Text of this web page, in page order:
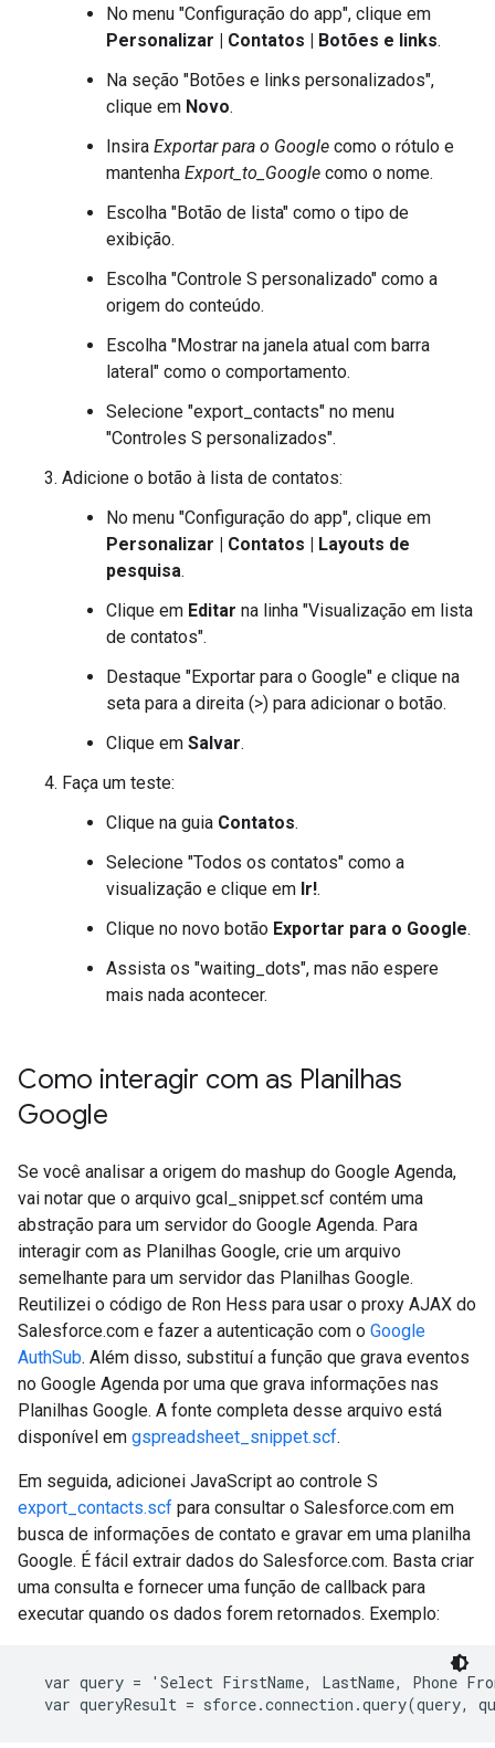
No menu "Configuração do app", clique em
Personalizar | Contatos | Botões e links.
Na seção "Botões e links personalizados",
clique em Novo.
Insira Exportar para o Google como o rótulo e
mantenha Export_to_Google como o nome.
Escolha "Botão de lista" como o tipo de
exibição.
Escolha "Controle S personalizado" como a
origem do conteúdo.
Escolha "Mostrar na janela atual com barra
lateral" como o comportamento.
Selecione "export_contacts" no menu
"Controles S personalizados".
Adicione o botão à lista de contatos:
No menu "Configuração do app", clique em
Personalizar | Contatos | Layouts de
pesquisa.
Clique em Editar na linha "Visualização em lista
de contatos".
Destaque "Exportar para o Google" e clique na
seta para a direita (>) para adicionar o botão.
Clique em Salvar.
Faça um teste:
Clique na guia Contatos.
Selecione "Todos os contatos" como a
visualização e clique em Ir!.
Clique no novo botão Exportar para o Google.
Assista os "waiting_dots", mas não espere
mais nada acontecer.
Como interagir com as Planilhas
Google
Se você analisar a origem do mashup do Google Agenda,
vai notar que o arquivo gcal_snippet.scf contém uma
abstração para um servidor do Google Agenda. Para
interagir com as Planilhas Google, crie um arquivo
semelhante para um servidor das Planilhas Google.
Reutilizei o código de Ron Hess para usar o proxy AJAX do
Salesforce.com e fazer a autenticação com o Google
AuthSub. Além disso, substituí a função que grava eventos
no Google Agenda por uma que grava informações nas
Planilhas Google. A fonte completa desse arquivo está
disponível em gspreadsheet_snippet.scf.
Em seguida, adicionei JavaScript ao controle S
export_contacts.scf para consultar o Salesforce.com em
busca de informações de contato e gravar em uma planilha
Google. É fácil extrair dados do Salesforce.com. Basta criar
uma consulta e fornecer uma função de callback para
executar quando os dados forem retornados. Exemplo:
var query = 'Select FirstName, LastName, Phone